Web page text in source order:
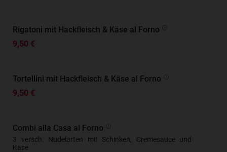
Rigatoni mit Hackfleisch & Käse al Forno
9,50 €
Tortellini mit Hackfleisch & Käse al Forno
9,50 €
Combi alla Casa al Forno
3 versch. Nudelarten mit Schinken, Cremesauce und
Käse